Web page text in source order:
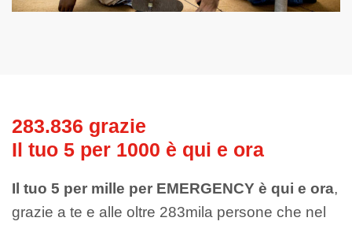
283.836 grazie
Il tuo 5 per 1000 è qui e ora
Il tuo 5 per mille per EMERGENCY è qui e ora,
grazie a te e alle oltre 283mila persone che nel